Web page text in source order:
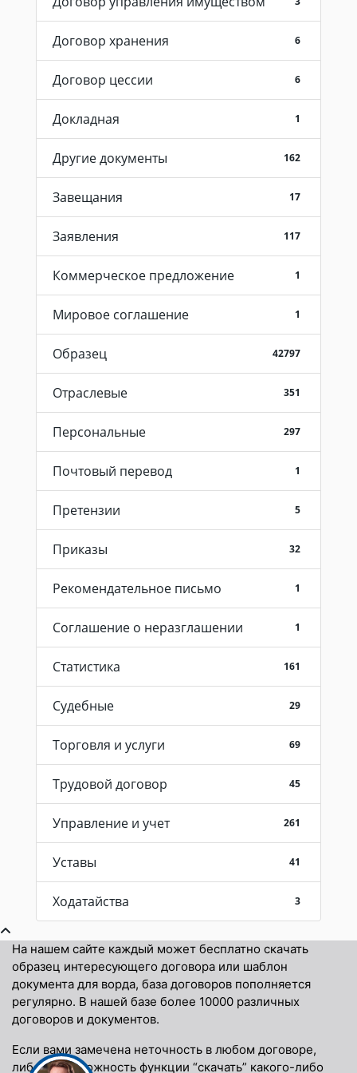
Договор хранения 6
Договор цессии 6
Докладная 1
Другие документы 162
Завещания 17
Заявления 117
Коммерческое предложение 1
Мировое соглашение 1
Образец 42797
Отраслевые 351
Персональные 297
Почтовый перевод 1
Претензии 5
Приказы 32
Рекомендательное письмо 1
Соглашение о неразглашении 1
Статистика 161
Судебные 29
Торговля и услуги 69
Трудовой договор 45
Управление и учет 261
Уставы 41
Ходатайства 3
На нашем сайте каждый может бесплатно скачать
образец интересующего договора или шаблон
документа для ворда, база договоров пополняется
регулярно. В нашей базе более 10000 различных
договоров и документов.
Если вами замечена неточность в любом договоре,
либо невозможность функции “скачать” какого-либо